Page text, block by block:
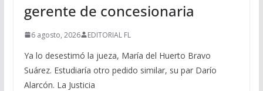
gerente de concesionaria
6 agosto, 2026 EDITORIAL FL
Ya lo desestimó la jueza, María del Huerto Bravo
Suárez. Estudiaría otro pedido similar, su par Darío
Alarcón. La Justicia